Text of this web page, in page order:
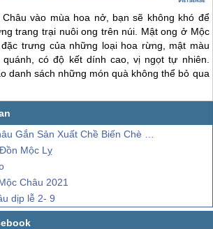
Châu vào mùa hoa nở, bạn sẽ không khó để
trang trại nuôi ong trên núi. Mật ong ở Mộc
trưng của những loại hoa rừng, mật màu
có độ kết dính cao, vị ngọt tự nhiên.
danh sách những món quà không thể bỏ qua
Xuất Chề Biến Chè Với Việc Phát triển Lữ Hành
Mộc Lỵ
Châu 2021
dịp lễ 2- 9